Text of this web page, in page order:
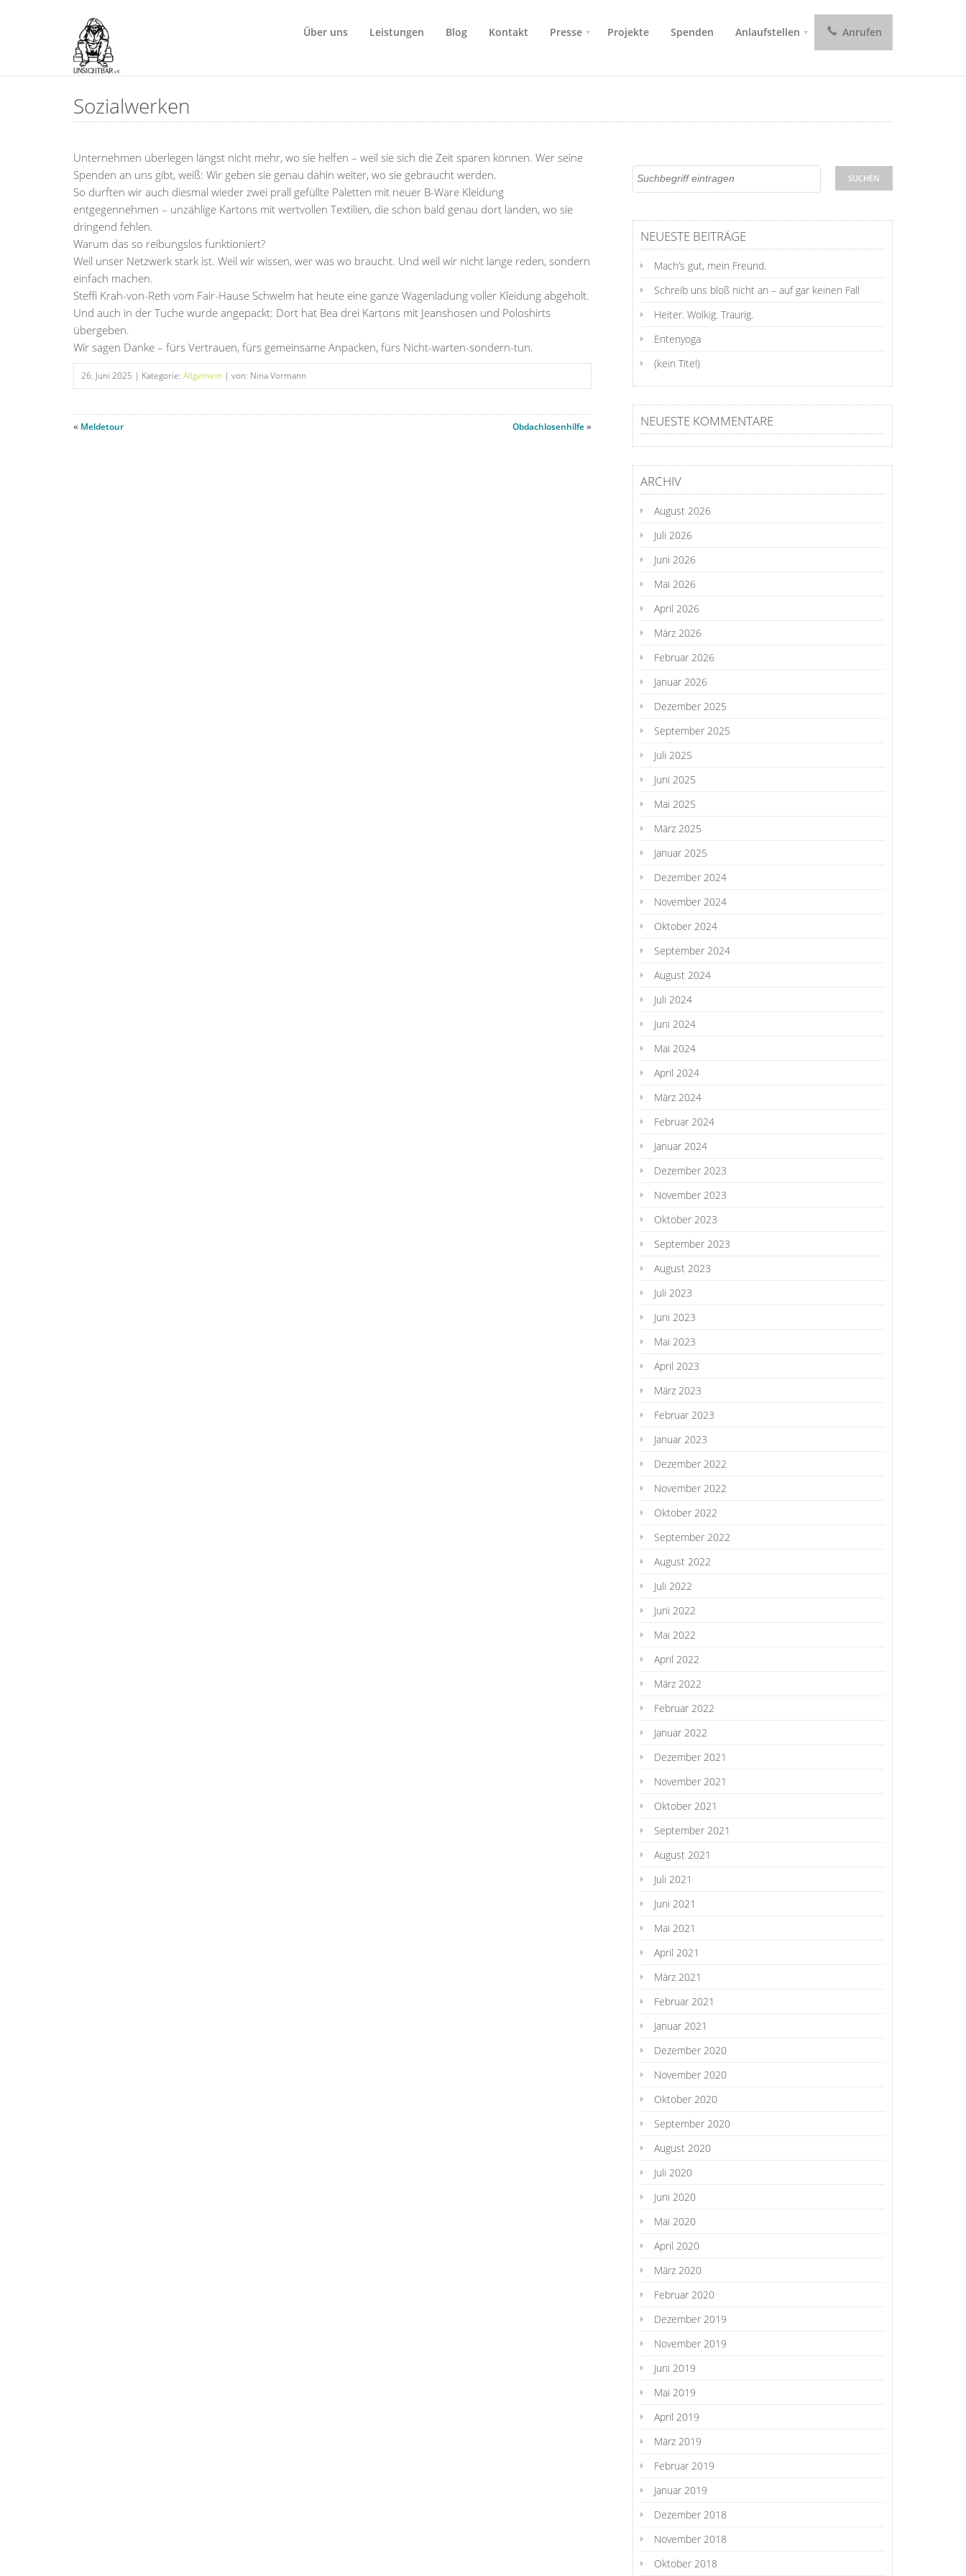
Über uns Leistungen Blog Kontakt Presse Projekte Spenden Anlaufstellen Anrufen
Sozialwerken
Unternehmen überlegen längst nicht mehr, wo sie helfen – weil sie sich die Zeit sparen können. Wer seine
Spenden an uns gibt, weiß: Wir geben sie genau dahin weiter, wo sie gebraucht werden.
So durften wir auch diesmal wieder zwei prall gefüllte Paletten mit neuer B-Ware Kleidung
entgegennehmen – unzählige Kartons mit wertvollen Textilien, die schon bald genau dort landen, wo sie
dringend fehlen.
Warum das so reibungslos funktioniert?
Weil unser Netzwerk stark ist. Weil wir wissen, wer was wo braucht. Und weil wir nicht lange reden, sondern
einfach machen.
Steffi Krah-von-Reth vom Fair-Hause Schwelm hat heute eine ganze Wagenladung voller Kleidung abgeholt.
Und auch in der Tuche wurde angepackt: Dort hat Bea drei Kartons mit Jeanshosen und Poloshirts
übergeben.
Wir sagen Danke – fürs Vertrauen, fürs gemeinsame Anpacken, fürs Nicht-warten-sondern-tun.
26. Juni 2025 | Kategorie: Allgemein | von: Nina Vormann
« Meldetour Obdachlosenhilfe»
NEUESTE BEITRÄGE
Mach’s gut, mein Freund.
Schreib uns bloß nicht an – auf gar keinen Fall
Heiter. Wolkig. Traurig.
Entenyoga
(kein Titel)
NEUESTE KOMMENTARE
ARCHIV
August 2026
Juli 2026
Juni 2026
Mai 2026
April 2026
März 2026
Februar 2026
Januar 2026
Dezember 2025
September 2025
Juli 2025
Juni 2025
Mai 2025
März 2025
Januar 2025
Dezember 2024
November 2024
Oktober 2024
September 2024
August 2024
Juli 2024
Juni 2024
Mai 2024
April 2024
März 2024
Februar 2024
Januar 2024
Dezember 2023
November 2023
Oktober 2023
September 2023
August 2023
Juli 2023
Juni 2023
Mai 2023
April 2023
März 2023
Februar 2023
Januar 2023
Dezember 2022
November 2022
Oktober 2022
September 2022
August 2022
Juli 2022
Juni 2022
Mai 2022
April 2022
März 2022
Februar 2022
Januar 2022
Dezember 2021
November 2021
Oktober 2021
September 2021
August 2021
Juli 2021
Juni 2021
Mai 2021
April 2021
März 2021
Februar 2021
Januar 2021
Dezember 2020
November 2020
Oktober 2020
September 2020
August 2020
Juli 2020
Juni 2020
Mai 2020
April 2020
März 2020
Februar 2020
Dezember 2019
November 2019
Juni 2019
Mai 2019
April 2019
März 2019
Februar 2019
Januar 2019
Dezember 2018
November 2018
Oktober 2018